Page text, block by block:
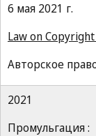
6 мая 2021 г.
Law on
Авторское
2021
Промульгация :